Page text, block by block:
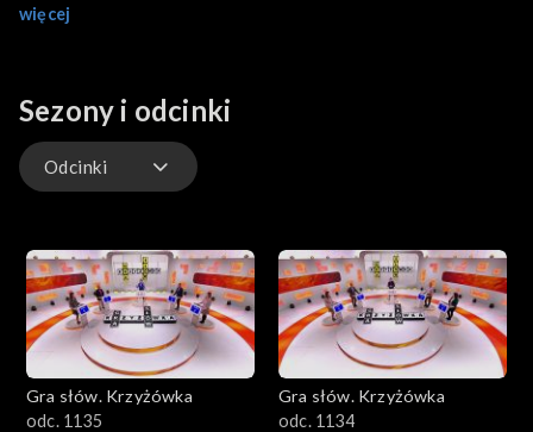
iranistyki, Marta − miłośniczka maratonów, Marcin − sympatyk
więcej
Sezony i odcinki
Odcinki
Gra słów. Krzyżówka
odc. 1135
Gra słów. Krzyżówka
odc. 1134